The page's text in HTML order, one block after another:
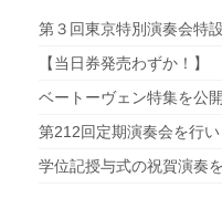
第３回東京特別演奏会特
【当日券発売わずか！】
ベートーヴェン特集を公
第212回定期演奏会を行い
学位記授与式の祝賀演奏